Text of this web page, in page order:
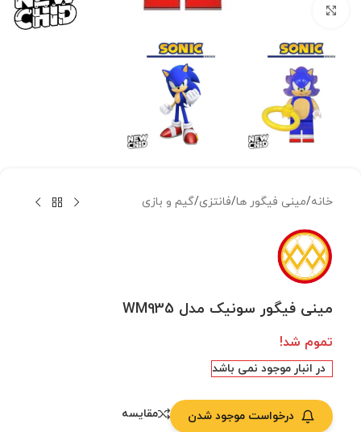
خانه/مینی فیگور ها/فانتزی/گیم و بازی
مینی فیگور سونیک مدل WM935
تموم شد!
در انبار موجود نمی باشد
درخواست موجود شدن مقایسه